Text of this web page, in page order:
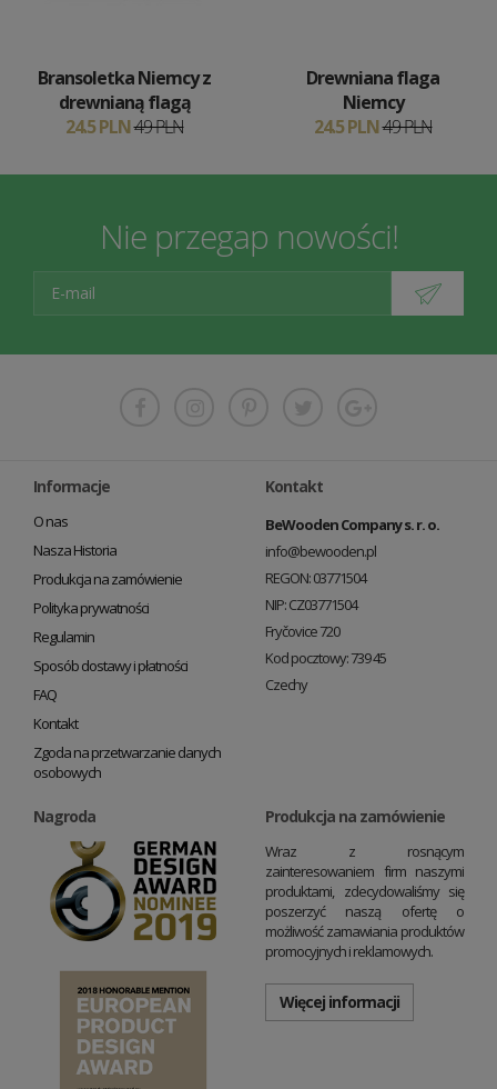
Bransoletka Niemcy z
drewnianą flagą
24.5 PLN49 PLN
Drewniana flaga
Niemcy
24.5 PLN49 PLN
Nie przegap nowości!
Informacje
O nas
Nasza Historia
Produkcja na zamówienie
Polityka prywatności
Regulamin
Sposób dostawy i płatności
FAQ
Kontakt
Zgoda na przetwarzanie danych
osobowych
Kontakt
BeWooden Company s. r. o.
info@bewooden.pl
REGON: 03771504
NIP: CZ03771504
Fryčovice 720
Kod pocztowy: 739 45
Czechy
Nagroda Produkcja na zamówienie
Wraz z rosnącym
zainteresowaniem firm naszymi
produktami, zdecydowaliśmy się
poszerzyć naszą ofertę o
możliwość zamawiania produktów
promocyjnych i reklamowych.
Więcej informacji